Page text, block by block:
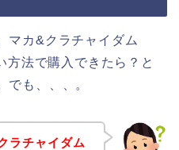
マカ&クラチャイダム
方法で購入できたら？と
でも、、、。
ラチャイダム